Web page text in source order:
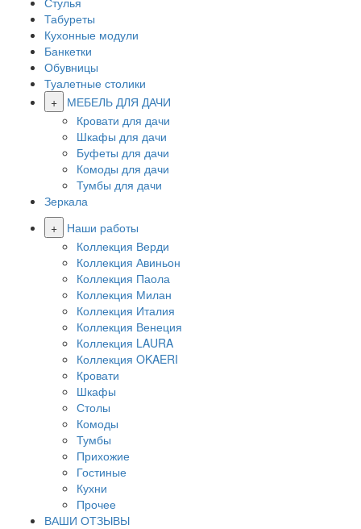
Табуреты
Кухонные модули
Банкетки
Обувницы
Туалетные столики
+
МЕБЕЛЬ ДЛЯ ДАЧИ
Кровати для дачи
Шкафы для дачи
Буфеты для дачи
Комоды для дачи
Тумбы для дачи
Зеркала
+
Наши работы
Коллекция Верди
Коллекция Авиньон
Коллекция Паола
Коллекция Милан
Коллекция Италия
Коллекция Венеция
Коллекция LAURA
Коллекция OKAERI
Кровати
Шкафы
Столы
Комоды
Тумбы
Прихожие
Гостиные
Кухни
Прочее
ВАШИ ОТЗЫВЫ